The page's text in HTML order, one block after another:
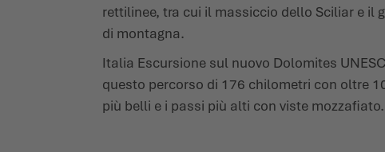
rettilinee, tra cui il massiccio dello Sciliar e il
di montagna.
Italia Escursione sul nuovo Dolomites
questo percorso di 176 chilometri con oltre
più belli e i passi più alti con viste mozzafiato.